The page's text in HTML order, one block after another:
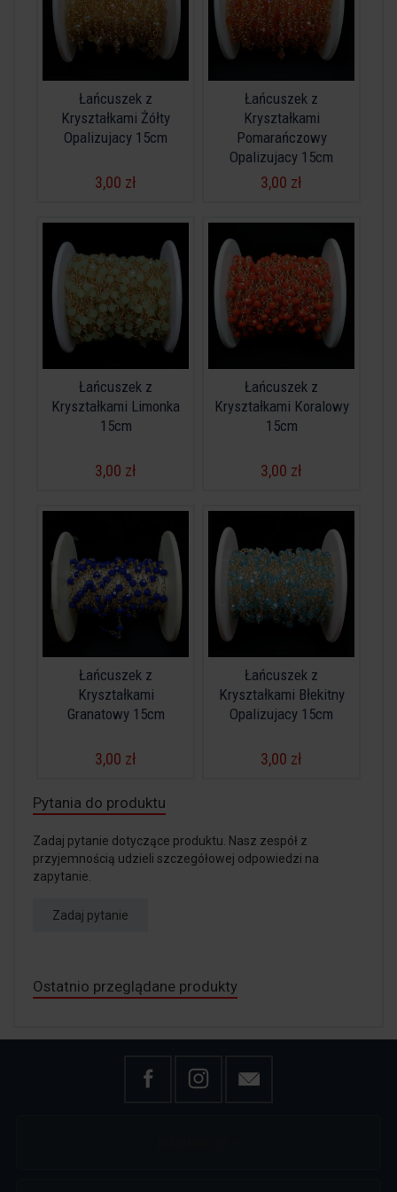
Łańcuszek z
Kryształkami Żółty
Opalizujacy 15cm
3,00 zł
Łańcuszek z
Kryształkami
Pomarańczowy
Opalizujacy 15cm
3,00 zł
Łańcuszek z
Kryształkami Limonka
15cm
3,00 zł
Łańcuszek z
Kryształkami Koralowy
15cm
3,00 zł
Łańcuszek z
Kryształkami
Granatowy 15cm
3,00 zł
Łańcuszek z
Kryształkami Błekitny
Opalizujacy 15cm
3,00 zł
Pytania do produktu
Zadaj pytanie dotyczące produktu. Nasz zespół z
przyjemnością udzieli szczegółowej odpowiedzi na
zapytanie.
Zadaj pytanie
Ostatnio przeglądane produkty